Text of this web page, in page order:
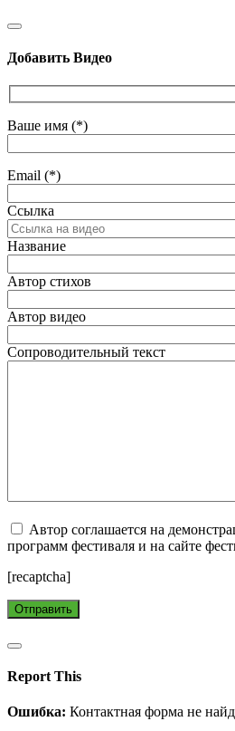
Добавить Видео
Ваше имя (*)
Email (*)
Ссылка
Название
Автор стихов
Автор видео
Сопроводительный текст
Автор соглашается на
программ фестиваля и на сайте
[recaptcha]
Report This
Ошибка: Контактная форма не